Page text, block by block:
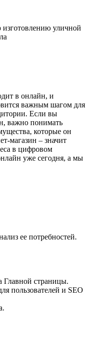
изготовлению уличной
в онлайн, и
важным шагом для
Если вы
важно понимать
которые он
магазин – значит
в цифровом
уже сегодня, а мы
ее потребностей.
Главной страницы.
пользователей и SEO